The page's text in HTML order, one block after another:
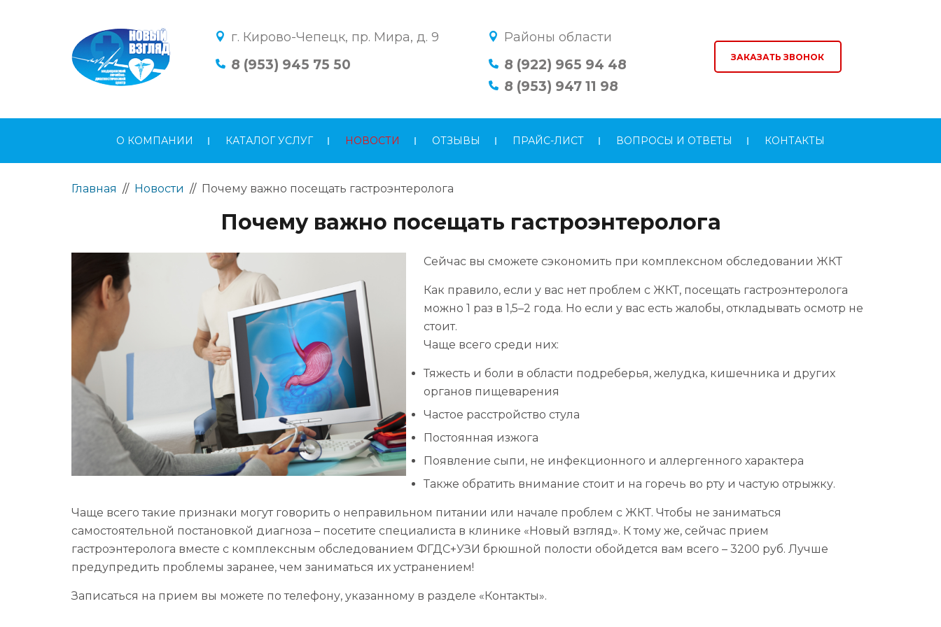
г. Кирово-Чепецк, пр. Мира, д. 9
8 (953) 945 75 50
Районы области
8 (922) 965 94 48
8 (953) 947 11 98
ЗАКАЗАТЬ ЗВОНОК
О КОМПАНИИ КАТАЛОГ УСЛУГ НОВОСТИ ОТЗЫВЫ ПРАЙС-ЛИСТ ВОПРОСЫ И ОТВЕТЫ КОНТАКТЫ
Главная // Новости // Почему важно посещать гастроэнтеролога
Почему важно посещать гастроэнтеролога
Сейчас вы сможете сэкономить при комплексном обследовании ЖКТ
Как правило, если у вас нет проблем с ЖКТ, посещать гастроэнтеролога
можно 1 раз в 1,5–2 года. Но если у вас есть жалобы, откладывать осмотр не
стоит.
Чаще всего среди них:
Тяжесть и боли в области подреберья, желудка, кишечника и других
органов пищеварения
Частое расстройство стула
Постоянная изжога
Появление сыпи, не инфекционного и аллергенного характера
Также обратить внимание стоит и на горечь во рту и частую отрыжку.
Чаще всего такие признаки могут говорить о неправильном питании или начале проблем с ЖКТ. Чтобы не заниматься
самостоятельной постановкой диагноза – посетите специалиста в клинике «Новый взгляд». К тому же, сейчас прием
гастроэнтеролога вместе с комплексным обследованием ФГДС+УЗИ брюшной полости обойдется вам всего – 3200 руб. Лучше
предупредить проблемы заранее, чем заниматься их устранением!
Записаться на прием вы можете по телефону, указанному в разделе «Контакты».